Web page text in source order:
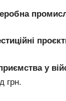
у
грн.